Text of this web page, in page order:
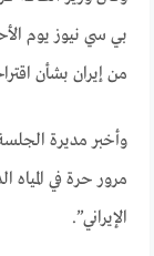
بي سي نيوز يوم
من إيران بشأن
وأخبر مديرة
مرور حرة في المياه
الإيراني”.